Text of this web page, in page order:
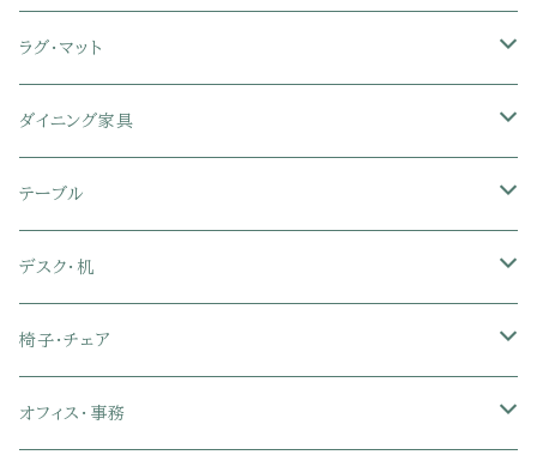
スツール・オットマン
クッションソファ
革・レザー・合皮ソファ
布張り・ファブリックソファ
ソファカバー
スチールラック・メタルラック
衣装ケース・壁面収納・ワードローブ
キャビネット・サイドボード
ランドリー・トイレ収納
玄関収納
突っ張り棚・突っ張りラック
コーナーテレビ台
伸縮テレビ台
テレビスタンド
サイドチェスト
幅90cm以下テレビ台
幅91～120cmテレビ台
キッチンワゴン
キッチンカウンター
キッチンラック・冷蔵庫ラック
隙間収納
キッチンマット
キッチン用品
セミシングル
シングル
収納付きベッド
セミシングル
シングル
パネルベッド
セミシングル
シングル
すのこベッド
セミシングル
シングル
脚付きマットレス
セミシングル
シングル
パイプベッド
ロフトベッド
掛け布団
敷き布団
布団セット
枕
タオルケット・ガーゼケット
ブランケット・毛布
ラグ・マット
ラグ・カーペット
玄関マット
キッチンマット
フローリングマット
ジョイントマット
ダイニング家具
ダイニングテーブル
ダイニングチェア・ベンチ
ダイニングテーブルセット
2人用ダイニングテーブルセット
テーブル
サイドテーブル
ウッドテーブル
センターテーブル
デスク・机
パソコン・オフィスデスク
L字デスク
椅子・チェア
ダイニングチェア・ベンチ
オフィス・事務